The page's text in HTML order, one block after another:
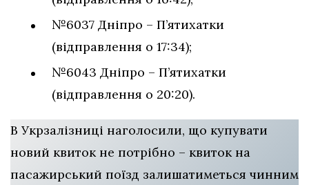
№6037 Дніпро – П’ятихатки
(відправлення о 17:34);
№6043 Дніпро – П’ятихатки
(відправлення о 20:20).
В Укрзалізниці наголосили, що купувати
новий квиток не потрібно – квиток на
пасажирський поїзд залишатиметься чинним